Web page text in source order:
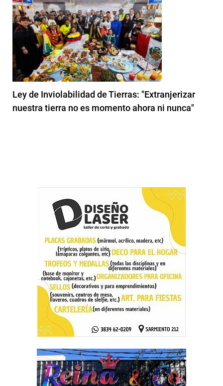
Ley de Inviolabilidad de Tierras: "Extranjerizar
nuestra tierra no es momento ahora ni nunca"